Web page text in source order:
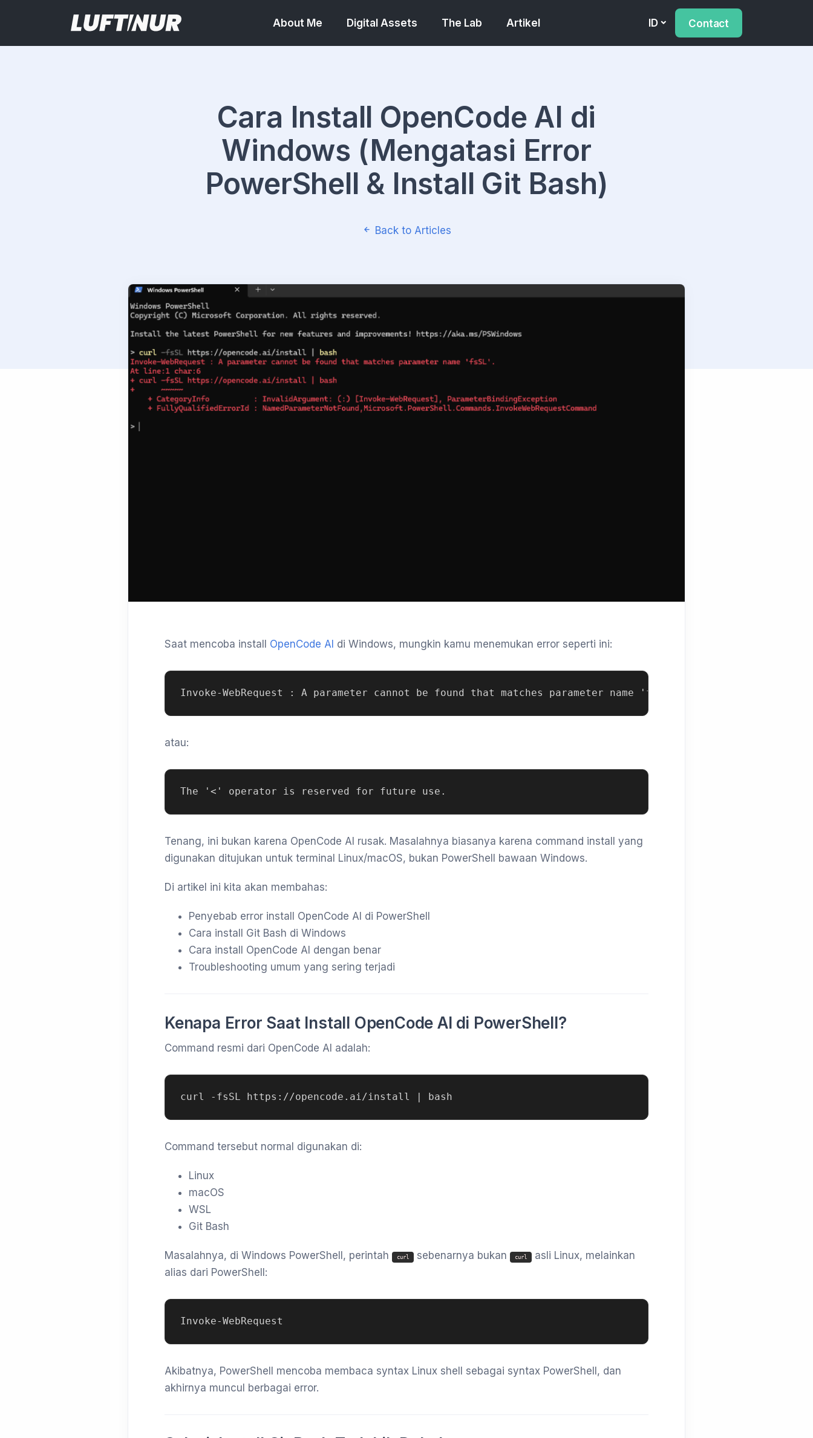
About Me Digital Assets The Lab Artikel ID Contact
Cara Install OpenCode AI di
Windows (Mengatasi Error
PowerShell & Install Git Bash)
Back to Articles
Saat mencoba install OpenCode AI di Windows, mungkin kamu menemukan error seperti ini:
atau:
Tenang, ini bukan karena OpenCode AI rusak. Masalahnya biasanya karena command install yang
digunakan ditujukan untuk terminal Linux/macOS, bukan PowerShell bawaan Windows.
Di artikel ini kita akan membahas:
Penyebab error install OpenCode AI di PowerShell
Cara install Git Bash di Windows
Cara install OpenCode AI dengan benar
Troubleshooting umum yang sering terjadi
Kenapa Error Saat Install OpenCode AI di PowerShell?
Command resmi dari OpenCode AI adalah:
Command tersebut normal digunakan di:
Linux
macOS
WSL
Git Bash
Masalahnya, di Windows PowerShell, perintah curl sebenarnya bukan curl
asli Linux, melainkan
alias dari PowerShell:
Akibatnya, PowerShell mencoba membaca syntax Linux shell sebagai syntax PowerShell, dan
akhirnya muncul berbagai error.